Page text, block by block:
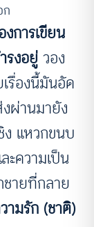
การเขียน
รงอยู่ วอง
รื่องนี้มันอัด
ผ่านมายัง
ง แหวกขนบ
ะความเป็น
ายที่กลาย
ามรัก (ชาติ)